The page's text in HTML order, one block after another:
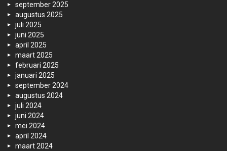
september 2025
augustus 2025
juli 2025
juni 2025
april 2025
maart 2025
februari 2025
januari 2025
september 2024
augustus 2024
juli 2024
juni 2024
mei 2024
april 2024
maart 2024